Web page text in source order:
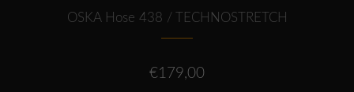
OSKA Hose 438 / TECHNOSTRETCH
€179,00